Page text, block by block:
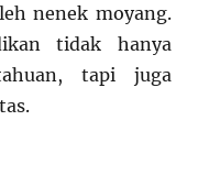
nenek moyang.
tidak hanya
tapi juga